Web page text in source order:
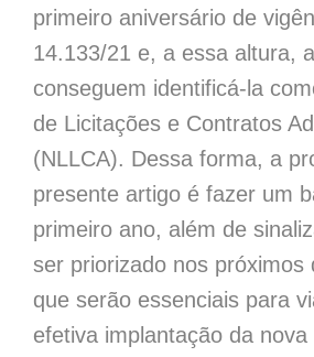
primeiro aniversário de
14.133/21 e, a essa altura,
conseguem identificá-la
de Licitações e Contratos
(NLLCA). Dessa forma, a
presente artigo é fazer um
primeiro ano, além de
ser priorizado nos próximos
que serão essenciais para
efetiva implantação da